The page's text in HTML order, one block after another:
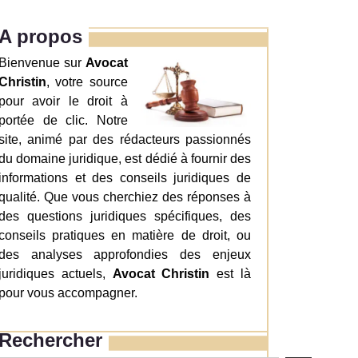
propos
sur Avocat
, votre source
avoir le droit à
de clic. Notre
animé par des rédacteurs passionnés
domaine juridique, est dédié à fournir des
et des conseils juridiques de
Que vous cherchiez des réponses à
questions juridiques spécifiques, des
pratiques en matière de droit, ou
analyses approfondies des enjeux
actuels, Avocat Christin est là
vous accompagner.